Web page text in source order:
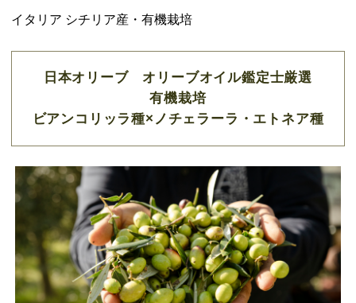
イタリア シチリア産・有機栽培
日本オリーブ オリーブオイル鑑定士厳選
有機栽培
ビアンコリッラ種×ノチェラーラ・エトネア種